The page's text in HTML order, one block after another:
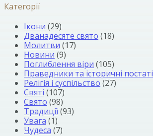
Категорії
Ікони (29)
Дванадесяте свято (18)
Молитви (17)
Новини (9)
Поглиблення віри (105)
Праведники та історичні постаті
Релігія і суспільство (27)
Святі (107)
Свято (98)
Традиції(93)
Увага (1)
Чудеса (7)